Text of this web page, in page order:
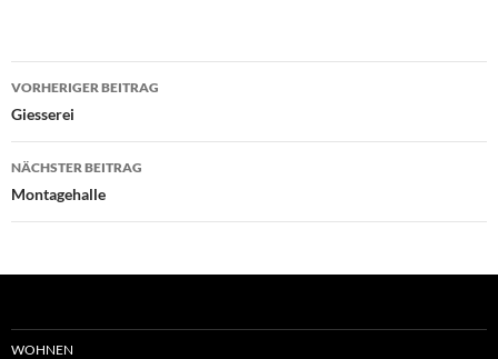
Beitrags-
Navigation
VORHERIGER BEITRAG
Giesserei
NÄCHSTER BEITRAG
Montagehalle
WOHNEN